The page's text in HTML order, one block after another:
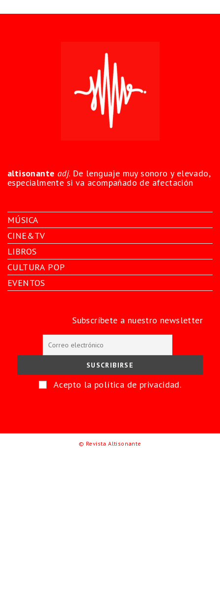
altisonante adj. De lenguaje muy sonoro y elevado,
especialmente si va acompañado de afectación
MÚSICA
CINE&TV
LIBROS
CULTURA POP
EVENTOS
Subscríbete a nuestro newsletter
Acepto la política de privacidad.
© Revista Altisonante